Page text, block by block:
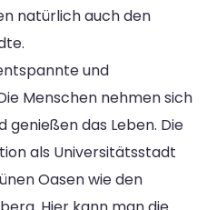
natürlich auch den
und
Menschen nehmen sich
genießen das Leben. Die
als Universitätsstadt
Oasen wie den